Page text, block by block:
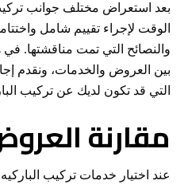
بعد استعراض مختلف جوانب
الوقت لإجراء تقييم شامل
والنصائح التي تمت مناقشتها.
بين العروض والخدمات، ونقدم
التي قد تكون لديك عن تركيب
مقارنة
عند اختيار خدمات تركيب